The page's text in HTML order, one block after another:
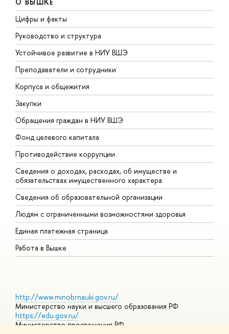
Цифры и факты
Руководство и структура
Устойчивое развитие в НИУ ВШЭ
Преподаватели и сотрудники
Корпуса и общежития
Закупки
Обращения граждан в НИУ ВШЭ
Фонд целевого капитала
Противодействие коррупции
Сведения о доходах, расходах, об имуществе и
обязательствах имущественного характера
Сведения об образовательной организации
Людям с ограниченными возможностями здоровья
Единая платежная страница
Работа в Вышке
http://www.minobrnauki.gov.ru/
Министерство науки и высшего образования РФ
https://edu.gov.ru/
Министерство просвещения РФ